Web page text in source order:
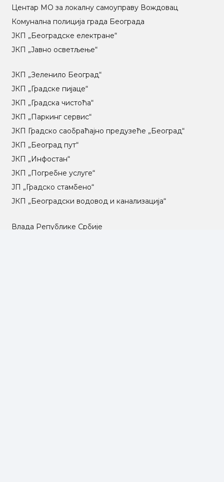
Центар МO за локалну самоуправу Вождовац
Комунална полиција града Београда
ЈКП „Београдске електране“
ЈКП „Јавно осветљење“
ЈКП „Зеленило Београд“
ЈКП „Градске пијаце“
ЈКП „Градска чистоћа“
ЈКП „Паркинг сервис“
ЈКП Градско саобраћајно предузеће „Београд“
ЈКП „Београд пут“
ЈКП „Инфостан“
ЈКП „Погребне услуге“
ЈП „Градско стамбено“
ЈКП „Београдски водовод и канализација“
Влада Републике Србије